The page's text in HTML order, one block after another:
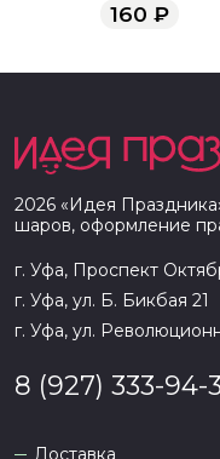
160 ₽
2026 «Идея Праздника
шаров, оформление
г. Уфа, Проспект
г. Уфа, ул. Б. Бикбая 21
г. Уфа, ул.
8 (927) 333-94-
Доставка